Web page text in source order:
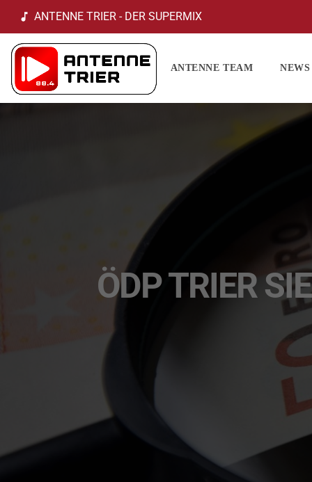
music_note ANTENNE TRIER - DER SUPERMIX
ANTENNE TEAM NEWS
ÖDP TRIER